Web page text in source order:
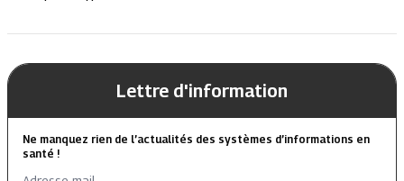
Lettre d'information
Ne manquez rien de l’actualités des systèmes d’informations en
santé !